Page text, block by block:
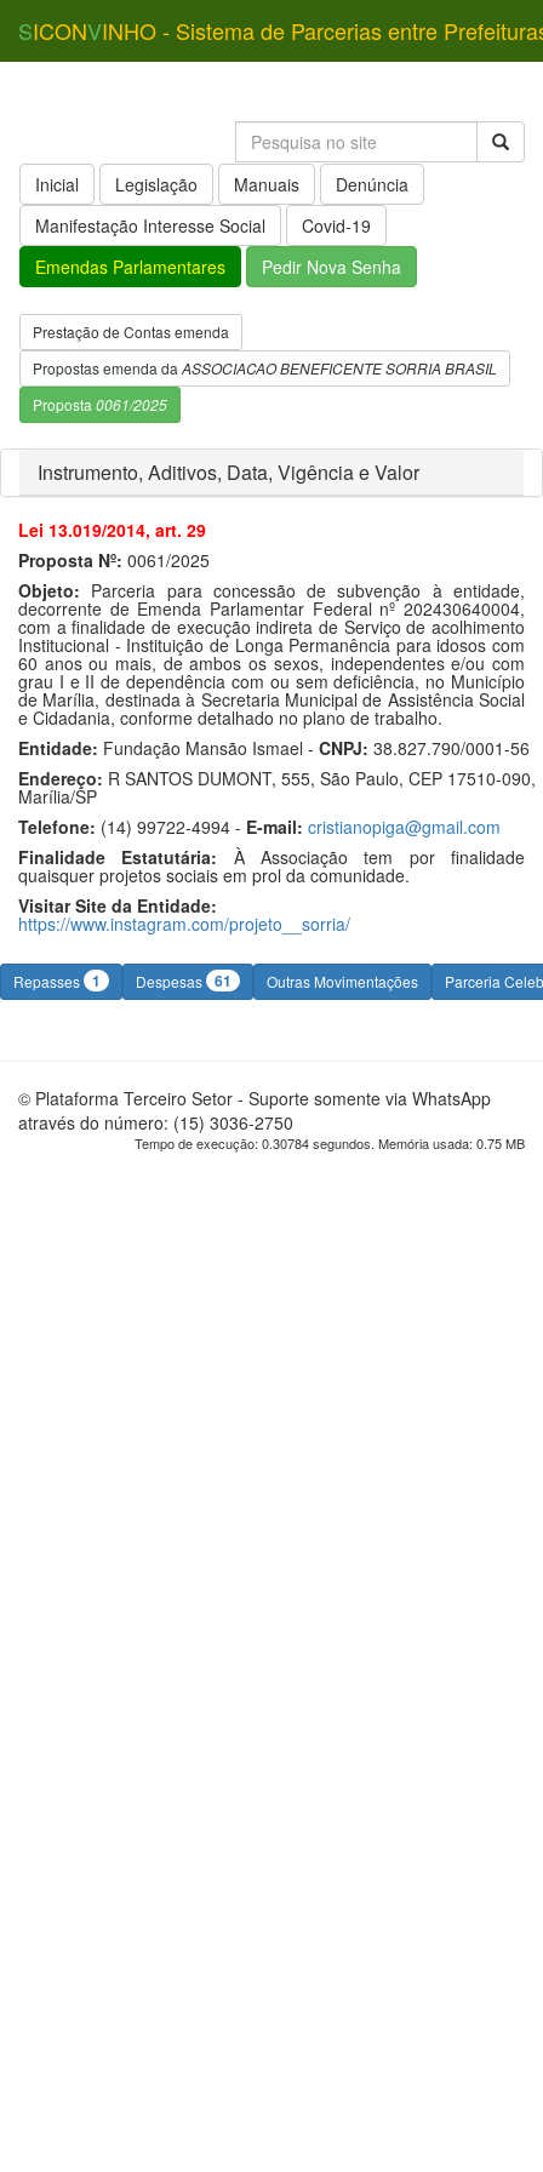
SICONVINHO - Sistema de Parcerias entre
Inicial Legislação Manuais
Denúncia
Manifestação Interesse Social
Covid-19
Emendas Parlamentares
Pedir Nova Senha
Prestação de Contas emenda
Propostas emenda da ASSOCIACAO BENEFICENTE SORRIA BRASIL
Proposta 0061/2025
Instrumento, Aditivos, Data, Vigência e Valor
Lei 13.019/2014, art. 29
Proposta Nº: 0061/2025
Objeto: Parceria para concessão de subvenção à entidade,
decorrente de Emenda Parlamentar Federal nº 202430640004,
com a finalidade de execução indireta de Serviço de acolhimento
Institucional - Instituição de Longa Permanência para idosos com
60 anos ou mais, de ambos os sexos, independentes e/ou com
grau I e II de dependência com ou sem deficiência, no Município
de Marília, destinada à Secretaria Municipal de Assistência Social
e Cidadania, conforme detalhado no plano de trabalho.
Entidade: Fundação Mansão Ismael - CNPJ: 38.827.790/0001-56
Endereço: R SANTOS DUMONT, 555, São Paulo, CEP 17510-090,
Marília/SP
Telefone: (14) 99722-4994 - E-mail: cristianopiga@gmail.com
Finalidade Estatutária: À Associação tem por finalidade
quaisquer projetos sociais em prol da comunidade.
Visitar Site da Entidade:
https://www.instagram.com/projeto__sorria/
Repasses 1 Despesas 61 Outras Movimentações Parceria
© Plataforma Terceiro Setor - Suporte somente via WhatsApp
através do número: (15) 3036-2750
Tempo de execução: 0.30784 segundos. Memória usada: 0.75 MB